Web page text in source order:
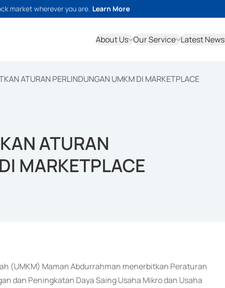
market wherever you are. Learn More
About Us Our Service Latest News
ATURAN PERLINDUNGAN UMKM DI MARKETPLACE
ATURAN
MARKETPLACE
(UMKM) Maman Abdurrahman menerbitkan Peraturan
dan Peningkatan Daya Saing Usaha Mikro dan Usaha